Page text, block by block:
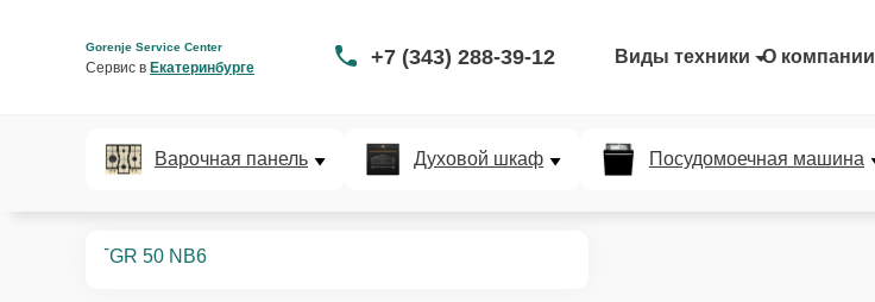
Gorenje Service Center
Сервис в Екатеринбурге +7 (343) 288-39-12 Виды техники О компании
Варочная панель Духовой шкаф Посудомоечная машина
TGR 50 NB6